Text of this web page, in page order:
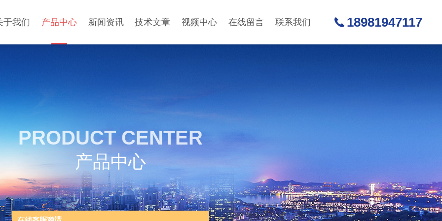
于我们 产品中心 新闻资讯 技术文章 视频中心 在线留言 联系我们 18981947117
PRODUCT CENTER
产品中心